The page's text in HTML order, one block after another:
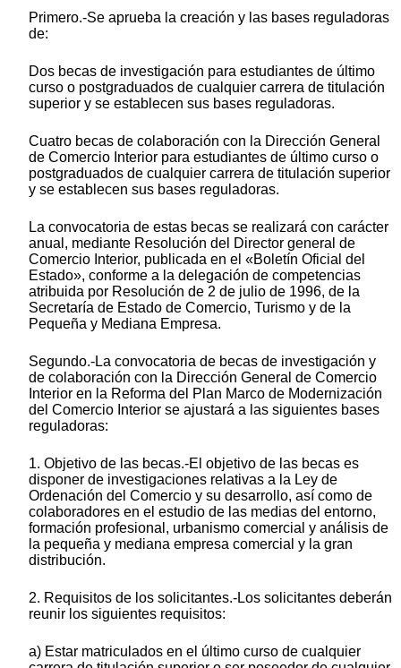
Primero.-Se aprueba la creación y las bases reguladoras
de:
Dos becas de investigación para estudiantes de último
curso o postgraduados de cualquier carrera de titulación
superior y se establecen sus bases reguladoras.
Cuatro becas de colaboración con la Dirección General
de Comercio Interior para estudiantes de último curso o
postgraduados de cualquier carrera de titulación superior
y se establecen sus bases reguladoras.
La convocatoria de estas becas se realizará con carácter
anual, mediante Resolución del Director general de
Comercio Interior, publicada en el «Boletín Oficial del
Estado», conforme a la delegación de competencias
atribuida por Resolución de 2 de julio de 1996, de la
Secretaría de Estado de Comercio, Turismo y de la
Pequeña y Mediana Empresa.
Segundo.-La convocatoria de becas de investigación y
de colaboración con la Dirección General de Comercio
Interior en la Reforma del Plan Marco de Modernización
del Comercio Interior se ajustará a las siguientes bases
reguladoras:
1. Objetivo de las becas.-El objetivo de las becas es
disponer de investigaciones relativas a la Ley de
Ordenación del Comercio y su desarrollo, así como de
colaboradores en el estudio de las medias del entorno,
formación profesional, urbanismo comercial y análisis de
la pequeña y mediana empresa comercial y la gran
distribución.
2. Requisitos de los solicitantes.-Los solicitantes deberán
reunir los siguientes requisitos:
a) Estar matriculados en el último curso de cualquier